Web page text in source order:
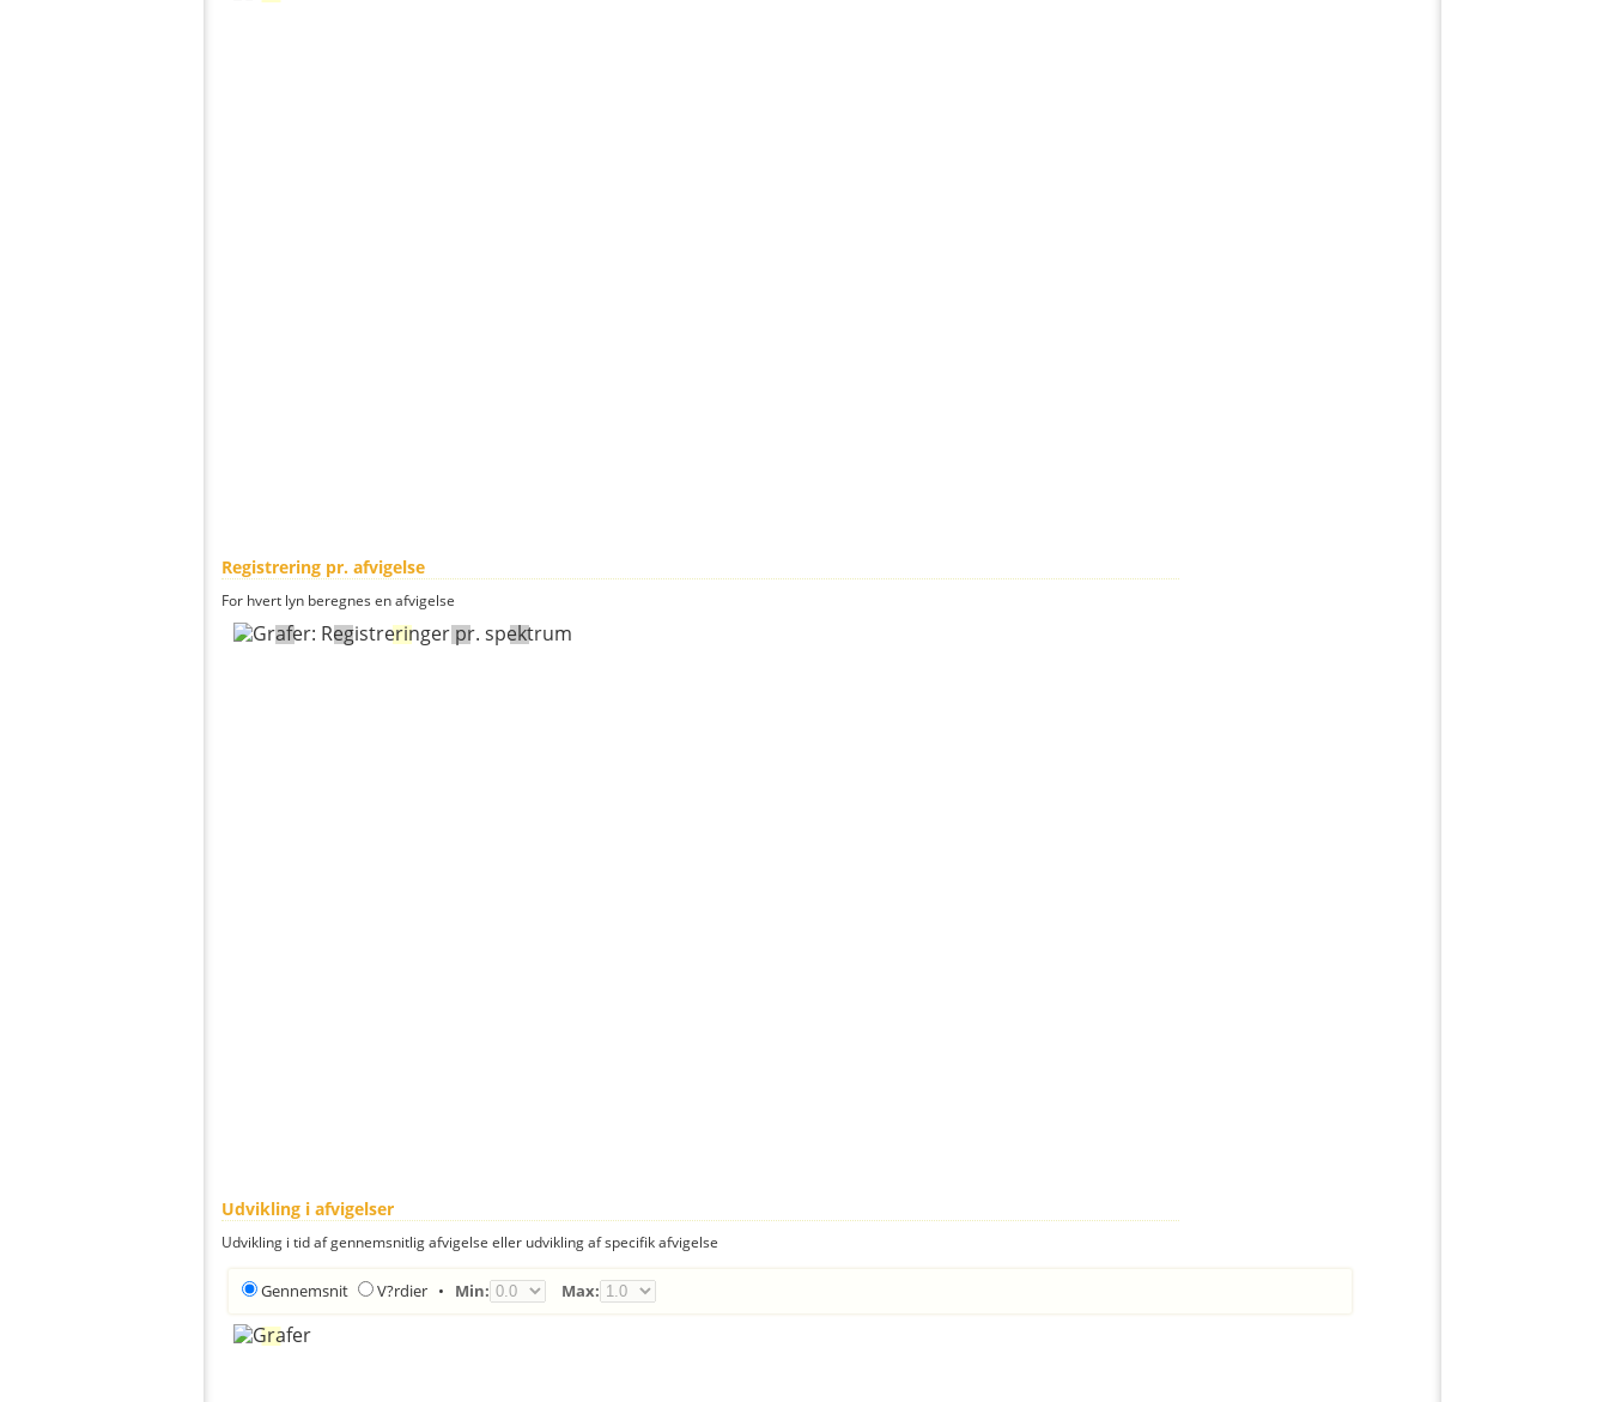
Registrering pr. afvigelse
For hvert lyn beregnes en afvigelse
Udvikling i afvigelser
Udvikling i tid af gennemsnitlig afvigelse eller udvikling af specifik afvigelse
Gennemsnit V?rdier • Min: Max: